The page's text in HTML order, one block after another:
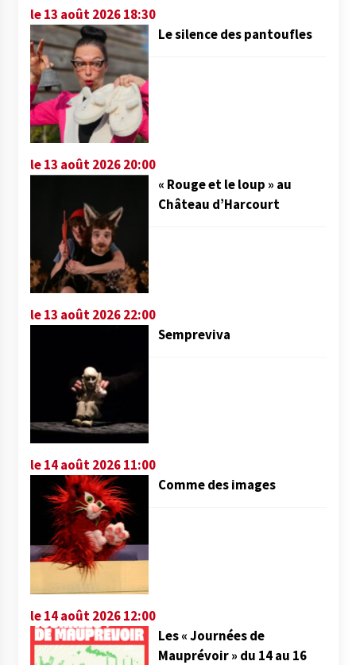
le 13 août 2026 18:30
Le silence des pantoufles
le 13 août 2026 20:00
« Rouge et le loup » au
Château d’Harcourt
le 13 août 2026 22:00
Sempreviva
le 14 août 2026 11:00
Comme des images
le 14 août 2026 12:00
Les « Journées de
Mauprévoir » du 14 au 16